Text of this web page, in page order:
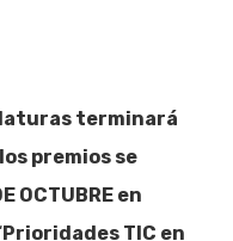
terminará
los premios se
OCTUBRE en
Prioridades TIC en